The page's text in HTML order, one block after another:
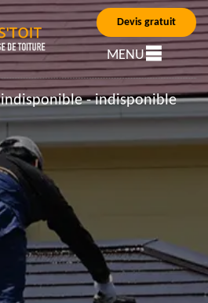
Devis gratuit
MENU
indisponible-indisponible